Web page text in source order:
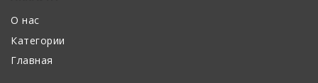
О нас
Категории
Главная